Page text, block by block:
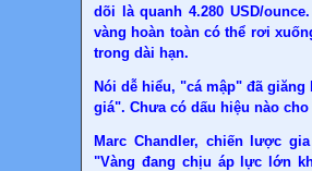
dõi là quanh 4.280 USD/
vàng hoàn toàn có thể rơi
trong dài hạn.
Nói dễ hiểu, "cá mập" đã
giá". Chưa có dấu hiệu nào
Marc Chandler, chiến lược
"Vàng đang chịu áp lực lớn